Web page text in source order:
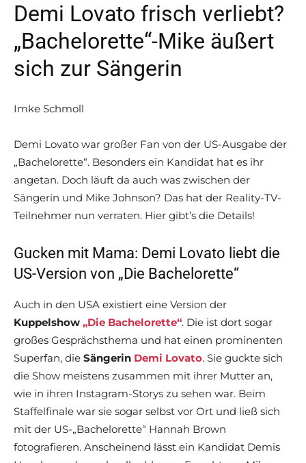
Demi Lovato frisch verliebt?
„Bachelorette“-Mike äußert
sich zur Sängerin
Imke Schmoll
Demi Lovato war großer Fan von der US-Ausgabe der
„Bachelorette“. Besonders ein Kandidat hat es ihr
angetan. Doch läuft da auch was zwischen der
Sängerin und Mike Johnson? Das hat der Reality-TV-
Teilnehmer nun verraten. Hier gibt’s die Details!
Gucken mit Mama: Demi Lovato liebt die
US-Version von „Die Bachelorette“
Auch in den USA existiert eine Version der
Kuppelshow „Die Bachelorette“. Die ist dort sogar
großes Gesprächsthema und hat einen prominenten
Superfan, die Sängerin Demi Lovato. Sie guckte sich
die Show meistens zusammen mit ihrer Mutter an,
wie in ihren Instagram-Storys zu sehen war. Beim
Staffelfinale war sie sogar selbst vor Ort und ließ sich
mit der US-„Bachelorette“ Hannah Brown
fotografieren. Anscheinend lässt ein Kandidat Demis